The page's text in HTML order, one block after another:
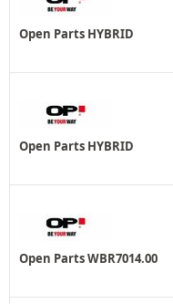
Open Parts HYBRID
Open Parts HYBRID
Open Parts WBR7014.00